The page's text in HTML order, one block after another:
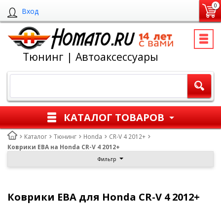
Вход
0
Тюнинг | Автоаксессуары
КАТАЛОГ ТОВАРОВ
Каталог Тюнинг Honda
CR-V 4 2012+
Коврики ЕВА на Honda CR-V 4 2012+
Фильтр
Коврики ЕВА для Honda CR-V 4 2012+